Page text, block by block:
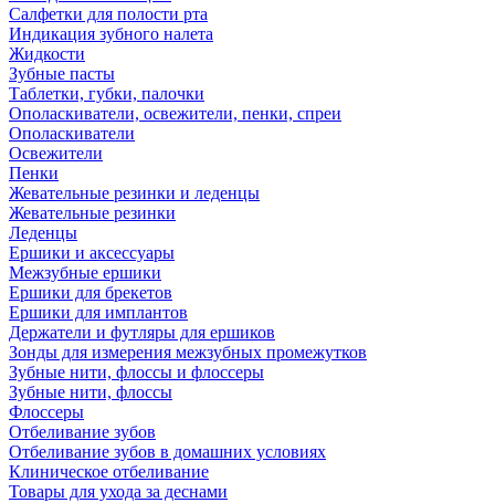
Салфетки для полости рта
Индикация зубного налета
Жидкости
Зубные пасты
Таблетки, губки, палочки
Ополаскиватели, освежители, пенки, спреи
Ополаскиватели
Освежители
Пенки
Жевательные резинки и леденцы
Жевательные резинки
Леденцы
Ершики и аксессуары
Межзубные ершики
Ершики для брекетов
Ершики для имплантов
Держатели и футляры для ершиков
Зонды для измерения межзубных промежутков
Зубные нити, флоссы и флоссеры
Зубные нити, флоссы
Флоссеры
Отбеливание зубов
Отбеливание зубов в домашних условиях
Клиническое отбеливание
Товары для ухода за деснами